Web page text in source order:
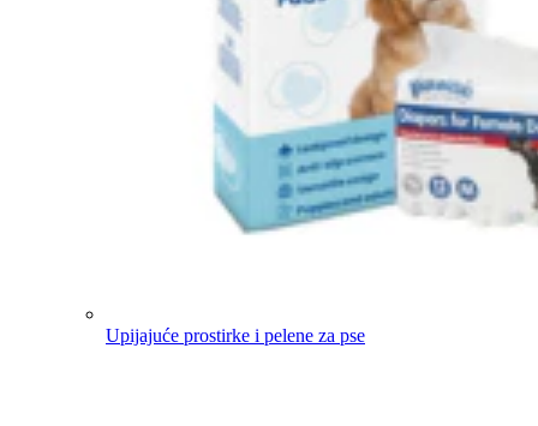
Upijajuće prostirke i pelene za pse